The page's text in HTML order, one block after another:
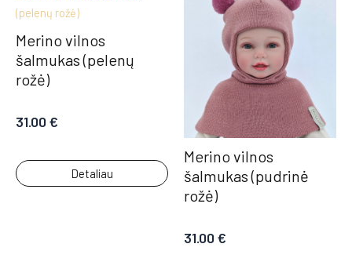
Merino vilnos
šalmukas (pelenų
rožė)
31.00€
Detaliau
Merino vilnos
šalmukas (pudrinė
rožė)
31.00€